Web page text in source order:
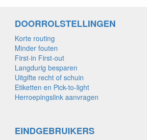
DOORROLSTELLINGEN
Korte routing
Minder fouten
First-in First-out
Langdurig besparen
Uitgifte recht of schuin
Etiketten en Pick-to-light
Herroepingslink aanvragen
EINDGEBRUIKERS